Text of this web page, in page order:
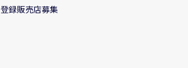
登録販売店募集